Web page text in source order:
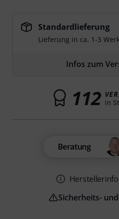
Standardlieferung
Lieferung in ca. 1-3
Infos zum
112 in
Beratung
Sicherheits-